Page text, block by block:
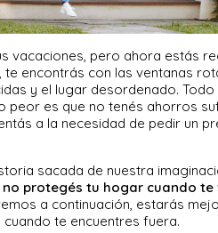
vacaciones, pero ahora estás
encontrás con las ventanas
y el lugar desordenado. Todo
peor es que no tenés ahorros
a la necesidad de pedir un
sacada de nuestra
protegés tu hogar cuando te
a continuación, estarás
te encuentres fuera.